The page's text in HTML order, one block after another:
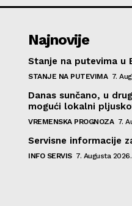
Najnovije
Stanje na putevima u
STANJE NA PUTEVIMA 7.
Danas sunčano, u
mogući lokalni
VREMENSKA PROGNOZA 7.
Servisne informacije
INFO SERVIS 7. Augusta 2026.